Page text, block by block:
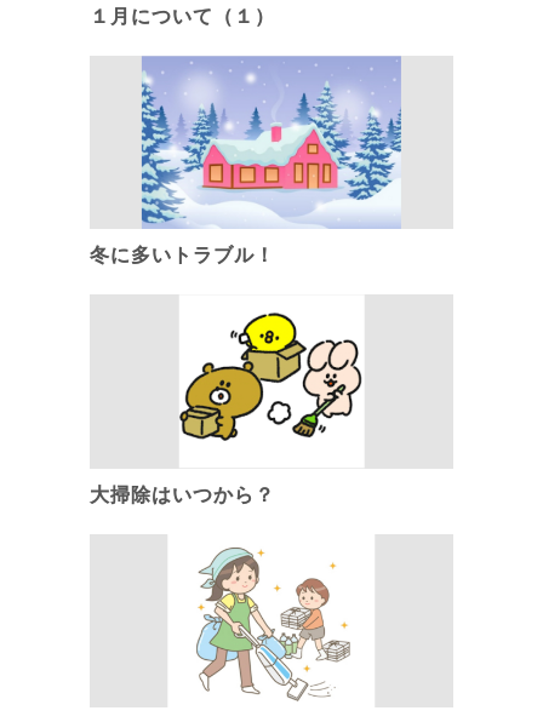
１月について（１）
冬に多いトラブル！
大掃除はいつから？